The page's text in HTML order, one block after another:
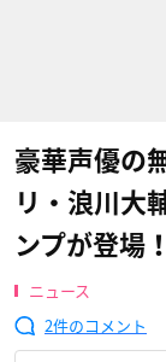
豪華声優の
リ・浪川大
ンプが登場！
ニュース
2